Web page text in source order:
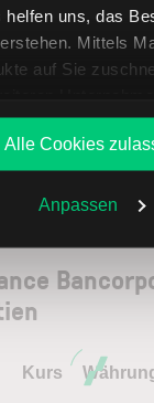
uns, das
Mittels
auf Sie
Sie
ablehnen. Ihre
Cookie-
in unserer
Alle Cookies
Anpassen
Aktie
relevante
frühzeitig
treffen.
Kurs